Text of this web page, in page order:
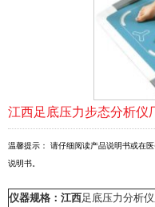
江西足底压力步态分析仪
温馨提示： 请仔细阅读产品说明书或在
说明书。
仪器规格：江西足底压力分析